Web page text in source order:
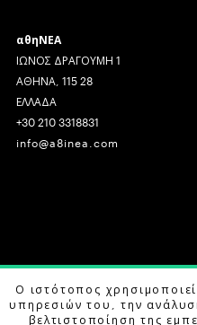
αθηΝΕΑ
ΙΩΝΟΣ ΔΡΑΓΟΥΜΗ 1
ΑΘΗΝΑ, 115 28
ΕΛΛΑΔΑ
+30 210 3318831
info@a8inea.com
COPYRIGHT © 2026 αθηΝΕΑ,
DESIGN BY G DESIGN STUDIO
Ο ιστότοπος
υπηρεσιών του, την
βελτιστοποίηση της